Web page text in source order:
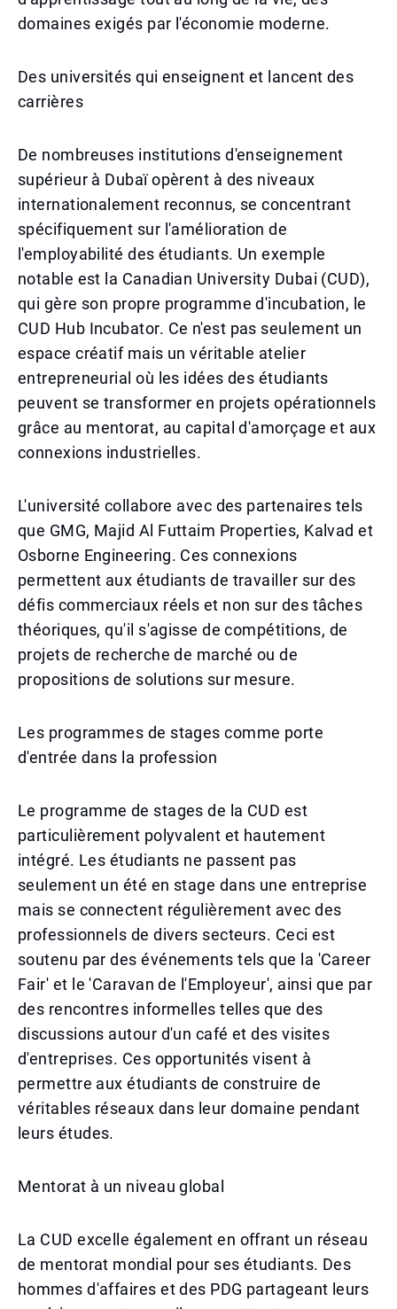
domaines exigés par l'économie moderne.
Des universités qui enseignent et lancent des
carrières
De nombreuses institutions d'enseignement
supérieur à Dubaï opèrent à des niveaux
internationalement reconnus, se concentrant
spécifiquement sur l'amélioration de
l'employabilité des étudiants. Un exemple
notable est la Canadian University Dubai (CUD),
qui gère son propre programme d'incubation, le
CUD Hub Incubator. Ce n'est pas seulement un
espace créatif mais un véritable atelier
entrepreneurial où les idées des étudiants
peuvent se transformer en projets opérationnels
grâce au mentorat, au capital d'amorçage et aux
connexions industrielles.
L'université collabore avec des partenaires tels
que GMG, Majid Al Futtaim Properties, Kalvad et
Osborne Engineering. Ces connexions
permettent aux étudiants de travailler sur des
défis commerciaux réels et non sur des tâches
théoriques, qu'il s'agisse de compétitions, de
projets de recherche de marché ou de
propositions de solutions sur mesure.
Les programmes de stages comme porte
d'entrée dans la profession
Le programme de stages de la CUD est
particulièrement polyvalent et hautement
intégré. Les étudiants ne passent pas
seulement un été en stage dans une entreprise
mais se connectent régulièrement avec des
professionnels de divers secteurs. Ceci est
soutenu par des événements tels que la 'Career
Fair' et le 'Caravan de l'Employeur', ainsi que par
des rencontres informelles telles que des
discussions autour d'un café et des visites
d'entreprises. Ces opportunités visent à
permettre aux étudiants de construire de
véritables réseaux dans leur domaine pendant
leurs études.
Mentorat à un niveau global
La CUD excelle également en offrant un réseau
de mentorat mondial pour ses étudiants. Des
hommes d'affaires et des PDG partageant leurs